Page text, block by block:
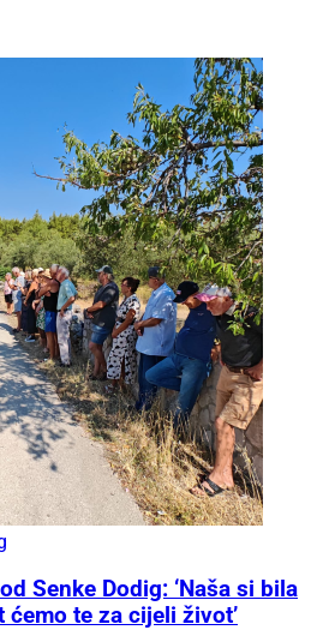
Senke Dodig: ‘Naša si bila
te za cijeli život’